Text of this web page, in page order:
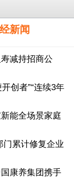
新闻
减持招商公
创者”“连续3年
能全场景家庭
累计修复企业
康养集团携手